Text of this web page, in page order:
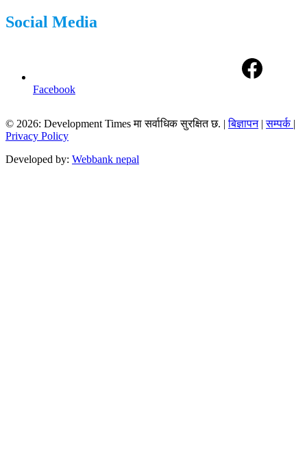
Social Media
Facebook
© 2026: Development Times मा सर्वाधिक सुरक्षित छ. |बिज्ञापन|सम्पर्क |
Privacy Policy
Developed by: Webbank nepal